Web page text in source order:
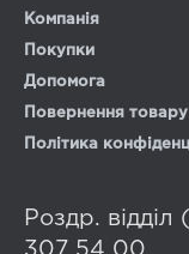
Компанія
Покупки
Допомога
Повернення товару
Політика
Роздр.
307 54 00